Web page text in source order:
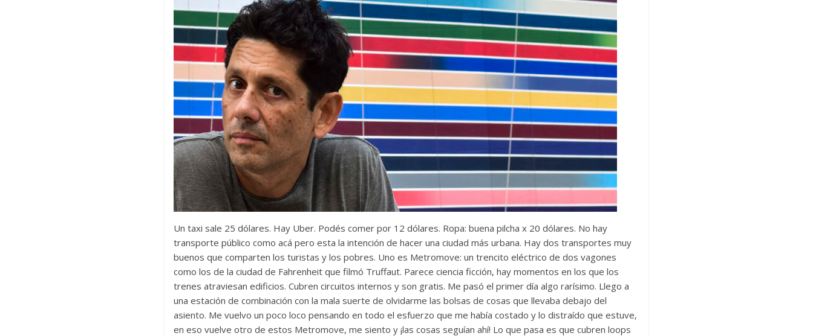
Un taxi sale 25 dólares. Hay Uber. Podés comer por 12 dólares. Ropa: buena pilcha x 20 dólares. No hay
transporte público como acá pero esta la intención de hacer una ciudad más urbana. Hay dos transportes muy
buenos que comparten los turistas y los pobres. Uno es Metromove: un trencito eléctrico de dos vagones
como los de la ciudad de Fahrenheit que filmó Truffaut. Parece ciencia ficción, hay momentos en los que los
trenes atraviesan edificios. Cubren circuitos internos y son gratis. Me pasó el primer día algo rarísimo. Llego a
una estación de combinación con la mala suerte de olvidarme las bolsas de cosas que llevaba debajo del
asiento. Me vuelvo un poco loco pensando en todo el esfuerzo que me había costado y lo distraído que estuve,
en eso vuelve otro de estos Metromove, me siento y ¡las cosas seguían ahí! Lo que pasa es que cubren loops